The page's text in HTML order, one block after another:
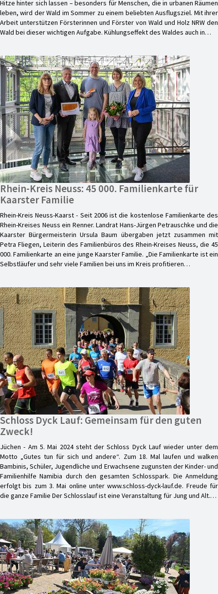
Hitze hinter sich lassen – besonders für Menschen, die in urbanen Räumen
leben, wird der Wald im Sommer zu einem beliebten Ausflugsziel. Mit ihrer
Arbeit unterstützen Försterinnen und Förster von Wald und Holz NRW den
Wald bei dieser wichtigen Aufgabe. Kühlungseffekt des Waldes auch in…
Rhein-Kreis Neuss: 45 000. Familienkarte für
Kaarster Familie
Rhein-Kreis Neuss-Kaarst - Seit 2006 ist die kostenlose Familienkarte des
Rhein-Kreises Neuss ein Renner. Landrat Hans-Jürgen Petrauschke und die
Kaarster Bürgermeisterin Ursula Baum übergaben jetzt zusammen mit
Petra Fliegen, Leiterin des Familienbüros des Rhein-Kreises Neuss, die 45
000. Familienkarte an eine junge Kaarster Familie. „Die Familienkarte ist ein
Selbstläufer und sehr viele Familien bei uns im Kreis profitieren…
Schloss Dyck Lauf: Gemeinsam für den guten
Zweck!
Jüchen - Am 5. Mai 2024 steht der Schloss Dyck Lauf wieder unter dem
Motto „Gutes tun für sich und andere“. Zum 18. Mal laufen und walken
Bambinis, Schüler, Jugendliche und Erwachsene zugunsten der Kinder- und
Familienhilfe Namibia durch den gesamten Schlosspark. Die Anmeldung
erfolgt bis zum 3. Mai online unter www.schloss-dyck-lauf.de. Freude für
die ganze Familie Der Schlosslauf ist eine Veranstaltung für Jung und Alt.…